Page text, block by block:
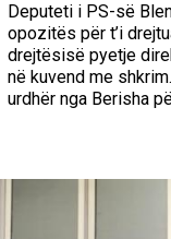
Deputeti i PS-së
opozitës për t’i
drejtësisë pyetje
në kuvend me
urdhër nga Berisha